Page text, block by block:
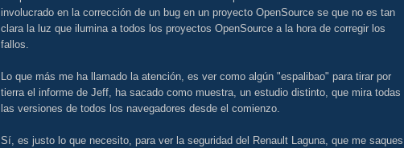
involucrado en la corrección de un bug en un proyecto OpenSource se que no es tan
clara la luz que ilumina a todos los proyectos OpenSource a la hora de corregir los
fallos.
Lo que más me ha llamado la atención, es ver como algún "espalibao" para tirar por
tierra el informe de Jeff, ha sacado como muestra, un estudio distinto, que mira todas
las versiones de todos los navegadores desde el comienzo.
Sí, es justo lo que necesito, para ver la seguridad del Renault Laguna, que me saques